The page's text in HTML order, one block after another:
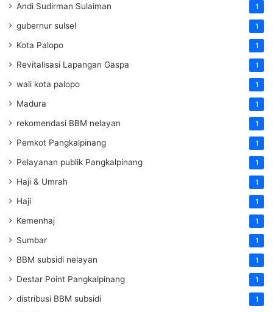
Andi Sudirman Sulaiman 1
gubernur sulsel 1
Kota Palopo 1
Revitalisasi Lapangan Gaspa 1
wali kota palopo 1
Madura 1
rekomendasi BBM nelayan 1
Pemkot Pangkalpinang 1
Pelayanan publik Pangkalpinang 1
Haji & Umrah 1
Haji 1
Kemenhaj 1
Sumbar 1
BBM subsidi nelayan 1
Destar Point Pangkalpinang 1
distribusi BBM subsidi 1